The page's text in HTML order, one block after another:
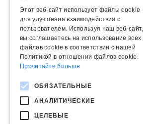
Этот веб-сайт использует файлы cookie
для улучшения взаимодействия с
пользователем. Используя наш веб-сайт,
вы соглашаетесь на использование всех
файлов cookie в соответствии с нашей
Политикой в ​​отношении файлов cookie.
Прочитайте больше
ОБЯЗАТЕЛЬНЫЕ
АНАЛИТИЧЕСКИЕ
ЦЕЛЕВЫЕ